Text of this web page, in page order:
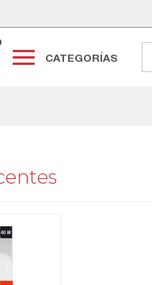
CATEGORÍAS